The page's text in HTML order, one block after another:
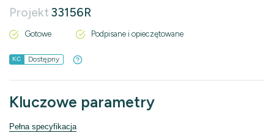
Projekt 33156R
Gotowe Podpisane i opieczętowane
KC Dostępny
Kluczowe parametry
Pełna specyfikacja